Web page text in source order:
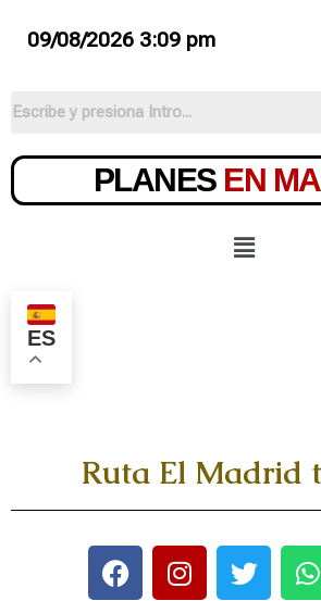
09/08/2026 3:09 pm
PLANES EN
ES
Ruta El Madrid